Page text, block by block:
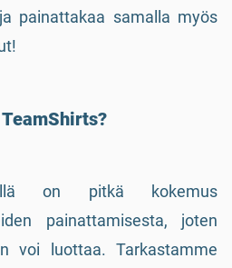
painattakaa samalla myös
on pitkä kokemus
painattamisesta, joten
voi luottaa. Tarkastamme